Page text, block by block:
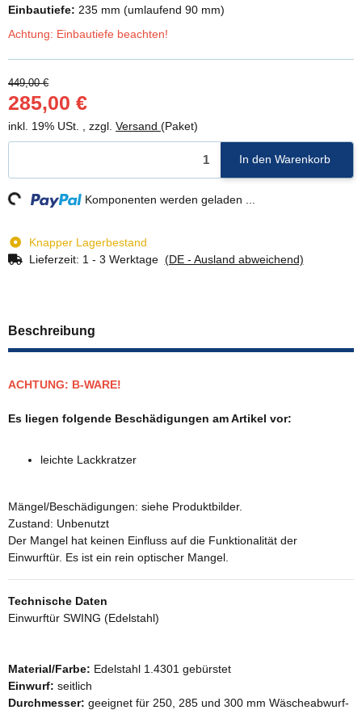
Einbautiefe: 235 mm (umlaufend 90 mm)
Achtung: Einbautiefe beachten!
449,00 €
285,00 €
inkl. 19% USt. , zzgl. Versand (Paket)
In den Warenkorb
Komponenten werden geladen ...
Knapper Lagerbestand
Lieferzeit: 1 - 3 Werktage (DE - Ausland abweichend)
Beschreibung
ACHTUNG: B-WARE!
Es liegen folgende Beschädigungen am Artikel vor:
leichte Lackkratzer
Mängel/Beschädigungen: siehe Produktbilder.
Zustand: Unbenutzt
Der Mangel hat keinen Einfluss auf die Funktionalität der
Einwurftür. Es ist ein rein optischer Mangel.
Technische Daten
Einwurftür SWING (Edelstahl)
Material/Farbe: Edelstahl 1.4301 gebürstet
Einwurf: seitlich
Durchmesser: geeignet für 250, 285 und 300 mm Wäscheabwurf-